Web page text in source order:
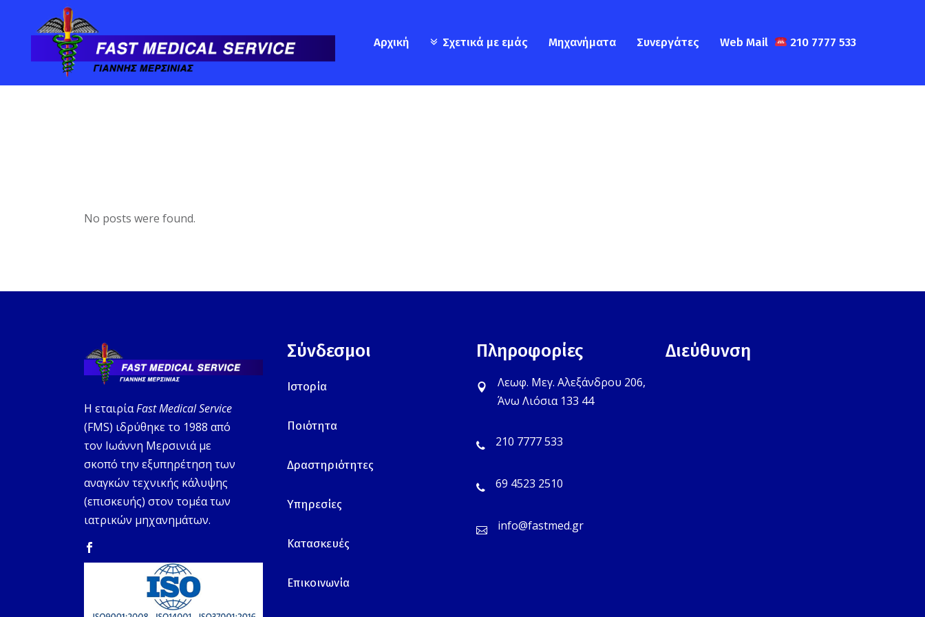
210 7777 533
Αρχική Σχετικά με εμάς Μηχανήματα Συνεργάτες Web Mail
No posts were found.
Η εταιρίαFast Medical Service
(FMS) ιδρύθηκε το 1988 από
τον Ιωάννη Μερσινιά με
σκοπό την εξυπηρέτηση των
αναγκών τεχνικής κάλυψης
(επισκευής) στον τομέα των
ιατρικών μηχανημάτων.
Σύνδεσμοι
Ιστορία
Ποιότητα
Δραστηριότητες
Υπηρεσίες
Κατασκευές
Επικοινωνία
Πληροφορίες
Λεωφ. Μεγ. Αλεξάνδρου 206,
Άνω Λιόσια 133 44
210 7777 533
69 4523 2510
info@fastmed.gr
Διεύθυνση